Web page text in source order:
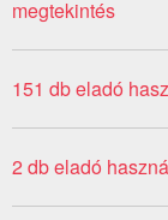
megtekintés
151 db eladó
2 db eladó